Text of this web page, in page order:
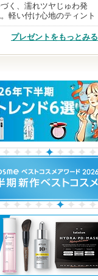
現
品
く、濡れツヤじゅわ発
軽い付け心地のティント
プレゼントをもっとみる